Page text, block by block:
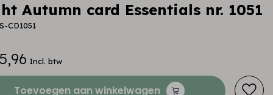
Autumn card Essentials nr. 1051
CD1051
Incl. btw
Toevoegen aan winkelwagen